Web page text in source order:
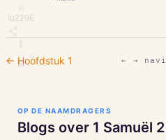
⎘
\u229E
M
← Hoofdstuk 1 ← →
OP DE NAAMDRAGERS
Blogs over 1 Samuël 2